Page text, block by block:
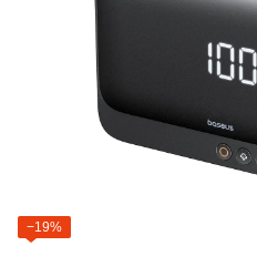
−19%